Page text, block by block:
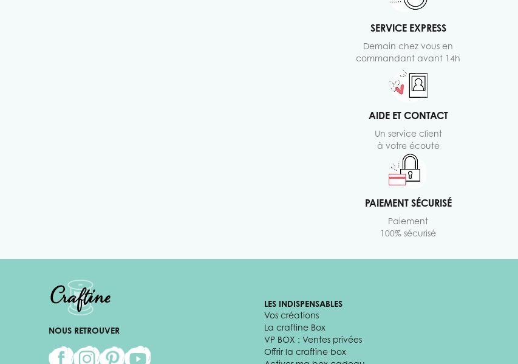
SERVICE EXPRESS
Demain chez vous en
commandant avant 14h
AIDE ET CONTACT
Un service client
à votre écoute
PAIEMENT SÉCURISÉ
Paiement
100% sécurisé
NOUS RETROUVER
LES INDISPENSABLES
Vos créations
La craftine Box
VP BOX : Ventes privées
Offrir la craftine box